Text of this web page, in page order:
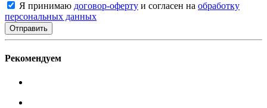
Я принимаю договор-оферту и согласен на обработку
персональных данных
Рекомендуем